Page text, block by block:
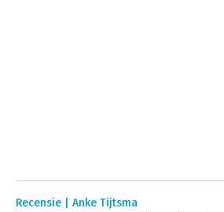
Recensie | Anke Tijtsma